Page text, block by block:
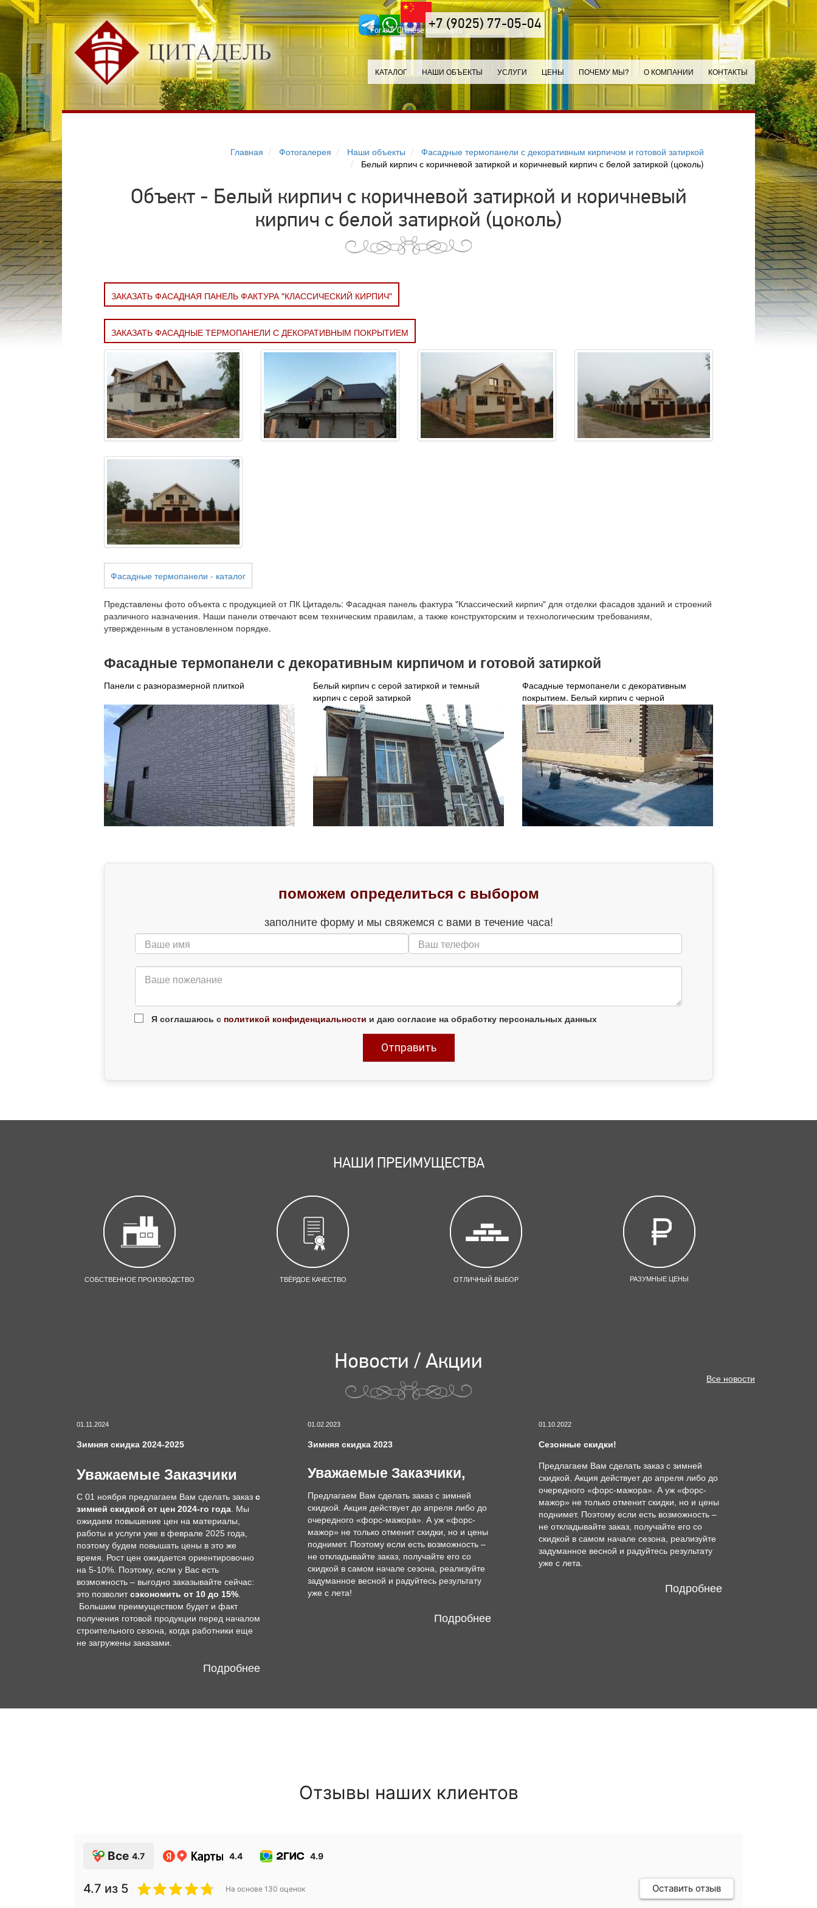
For our Chinese customers+7 (9025) 77-05-04
КАТАЛОГ НАШИ ОБЪЕКТЫ УСЛУГИ ЦЕНЫ ПОЧЕМУ МЫ? О КОМПАНИИ КОНТАКТЫ
Главная Фотогалерея Наши объекты
Фасадные термопанели с декоративным кирпичом и готовой затиркой
Белый кирпич с коричневой затиркой и коричневый кирпич с белой затиркой (цоколь)
Объект - Белый кирпич с коричневой затиркой и коричневый
кирпич с белой затиркой (цоколь)
ЗАКАЗАТЬ ФАСАДНАЯ ПАНЕЛЬ ФАКТУРА "КЛАССИЧЕСКИЙ КИРПИЧ"
ЗАКАЗАТЬ ФАСАДНЫЕ ТЕРМОПАНЕЛИ С ДЕКОРАТИВНЫМ ПОКРЫТИЕМ
Фасадные термопанели - каталог
Представлены фото объекта с продукцией от ПК Цитадель: Фасадная панель фактура "Классический кирпич" для отделки фасадов зданий и строений
различного назначения. Наши панели отвечают всем техническим правилам, а также конструкторским и технологическим требованиям,
утвержденным в установленном порядке.
Фасадные термопанели с декоративным кирпичом и готовой затиркой
Панели с разноразмерной плиткой
Белый кирпич с серой затиркой и темный
кирпич с серой затиркой
Фасадные термопанели с декоративным
покрытием. Белый кирпич с черной
тонировкой, коричневые швы. Углы с черно-
коричневым кирпичом
поможем определиться с выбором
заполните форму и мы свяжемся с вами в течение часа!
Я соглашаюсь с политикой конфиденциальности и даю согласие на обработку персональных данных
НАШИ ПРЕИМУЩЕСТВА
СОБСТВЕННОЕ ПРОИЗВОДСТВО ТВЁРДОЕ КАЧЕСТВО ОТЛИЧНЫЙ ВЫБОР РАЗУМНЫЕ ЦЕНЫ
Новости / Акции
Все новости
01.11.2024
Зимняя скидка 2024-2025
Уважаемые Заказчики
С 01 ноября предлагаем Вам сделать заказ с
зимней скидкой от цен 2024-го года. Мы
ожидаем повышение цен на материалы,
работы и услуги уже в феврале 2025 года,
поэтому будем повышать цены в это же
время. Рост цен ожидается ориентировочно
на 5-10%. Поэтому, если у Вас есть
возможность – выгодно заказывайте сейчас:
это позволитсэкономить от 10 до 15%.
Большим преимуществом будет и факт
получения готовой продукции перед началом
строительного сезона, когда работники еще
не загружены заказами.
Подробнее
01.02.2023
Зимняя скидка 2023
Уважаемые Заказчики,
Предлагаем Вам сделать заказ с зимней
скидкой. Акция действует до апреля либо до
очередного «форс-мажора». А уж «форс-
мажор» не только отменит скидки, но и цены
поднимет. Поэтому если есть возможность –
не откладывайте заказ, получайте его со
скидкой в самом начале сезона, реализуйте
задуманное весной и радуйтесь результату
уже с лета!
Подробнее
01.10.2022
Сезонные скидки!
Предлагаем Вам сделать заказ с зимней
скидкой. Акция действует до апреля либо до
очередного «форс-мажора». А уж «форс-
мажор» не только отменит скидки, но и цены
поднимет. Поэтому если есть возможность –
не откладывайте заказ, получайте его со
скидкой в самом начале сезона, реализуйте
задуманное весной и радуйтесь результату
уже с лета.
Подробнее
Отзывы наших клиентов
Все 4.7 4.4 4.9
4.7 из 5 На основе 130 оценок Оставить отзыв